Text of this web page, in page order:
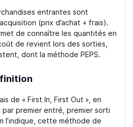
entrantes sont
(prix d’achat + frais).
de connaître les quantités en
de revient lors des sorties,
dont la méthode PEPS.
de « First In, First Out », en
premier entré, premier sorti
l’indique, cette méthode de